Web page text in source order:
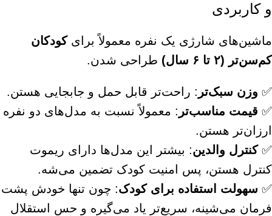
و کاربردی
ماشین‌های شارژی یک نفره معمولاً برایکودکان
کم‌سن‌تر (۲ تا ۶ سال)
طراحی شدن.
✅ وزن سبک‌تر : راحت‌تر قابل حمل و جابجایی هستن.
✅ قیمت مناسب‌تر : معمولاً نسبت به مدل‌های دو نفره
ارزان‌تر هستن.
✅کنترل والدین: بیشتر این مدل‌ها دارای ریموت
کنترل هستن، پس امنیت کودک تضمین می‌شه.
✅ سهولت استفاده برای کودک: چون تنها خودش پشت
فرمان می‌شینه، سریع‌تر یاد می‌گیره و حس استقلال